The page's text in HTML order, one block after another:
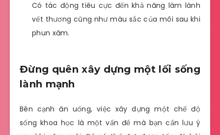
Có tác động tiêu cực đến khả năng làm lành
vết thương cũng như màu sắc của môi sau khi
phun xăm.
Đừng quên xây dựng một lối sống
lành mạnh
Bên cạnh ăn uống, việc xây dựng một chế độ
sống khoa học là một vấn đề mà bạn cần lưu ý